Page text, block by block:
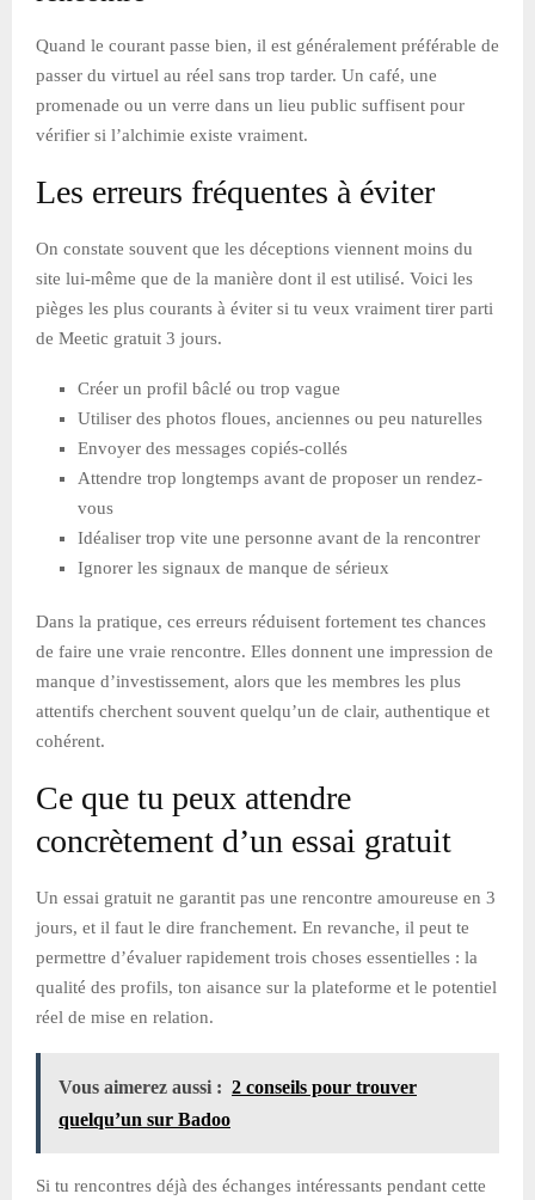
Quand le courant passe bien, il est généralement préférable de
passer du virtuel au réel sans trop tarder. Un café, une
promenade ou un verre dans un lieu public suffisent pour
vérifier si l’alchimie existe vraiment.
Les erreurs fréquentes à éviter
On constate souvent que les déceptions viennent moins du
site lui-même que de la manière dont il est utilisé. Voici les
pièges les plus courants à éviter si tu veux vraiment tirer parti
de Meetic gratuit 3 jours.
Créer un profil bâclé ou trop vague
Utiliser des photos floues, anciennes ou peu naturelles
Envoyer des messages copiés-collés
Attendre trop longtemps avant de proposer un rendez-
vous
Idéaliser trop vite une personne avant de la rencontrer
Ignorer les signaux de manque de sérieux
Dans la pratique, ces erreurs réduisent fortement tes chances
de faire une vraie rencontre. Elles donnent une impression de
manque d’investissement, alors que les membres les plus
attentifs cherchent souvent quelqu’un de clair, authentique et
cohérent.
Ce que tu peux attendre
concrètement d’un essai gratuit
Un essai gratuit ne garantit pas une rencontre amoureuse en 3
jours, et il faut le dire franchement. En revanche, il peut te
permettre d’évaluer rapidement trois choses essentielles : la
qualité des profils, ton aisance sur la plateforme et le potentiel
réel de mise en relation.
Vous aimerez aussi : 2 conseils pour trouver
quelqu’un sur Badoo
Si tu rencontres déjà des échanges intéressants pendant cette